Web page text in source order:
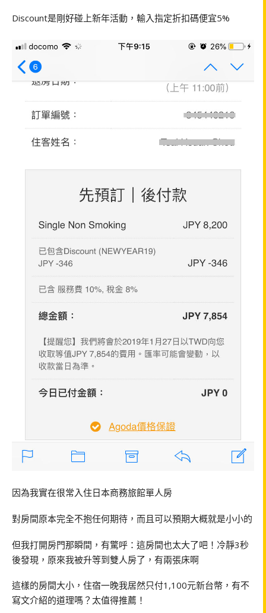
Discount是剛好碰上新年活動，輸入指定折扣碼便宜5%
因為我實在很常入住日本商務旅館單人房
對房間原本完全不抱任何期待，而且可以預期大概就是小小的
但我打開房門那瞬間，有驚呼：這房間也太大了吧！冷靜3秒
後發現，原來我被升等到雙人房了，有兩張床啊
這樣的房間大小，住宿一晚我居然只付1,100元新台幣，有不
寫文介紹的道理嗎？太值得推薦！